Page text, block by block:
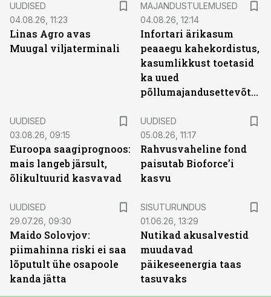
UUDISED
04.08.26, 11:23
Linas Agro avas
Muugal viljaterminali
MAJANDUSTULEMUSED
04.08.26, 12:14
Infortari ärikasum
peaaegu kahekordistus,
kasumlikkust toetasid
ka uued
põllumajandusettevõtted
UUDISED
03.08.26, 09:15
Euroopa saagiprognoos:
mais langeb järsult,
õlikultuurid kasvavad
UUDISED
05.08.26, 11:17
Rahvusvaheline fond
paisutab Bioforce’i
kasvu
UUDISED
29.07.26, 09:30
Maido Solovjov:
piimahinna riski ei saa
lõputult ühe osapoole
kanda jätta
SISUTURUNDUS
01.06.26, 13:29
Nutikad akusalvestid
muudavad
päikeseenergia taas
tasuvaks